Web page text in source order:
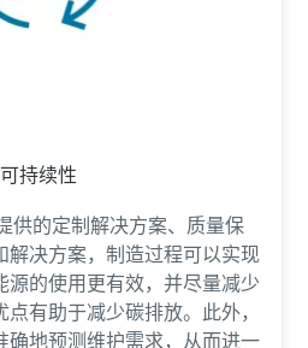
可持续性
供的定制解决方案、质量保
解决方案，制造过程可以实现
源的使用更有效，并尽量减少
有助于减少碳排放。此外，
确地预测维护需求，从而进一